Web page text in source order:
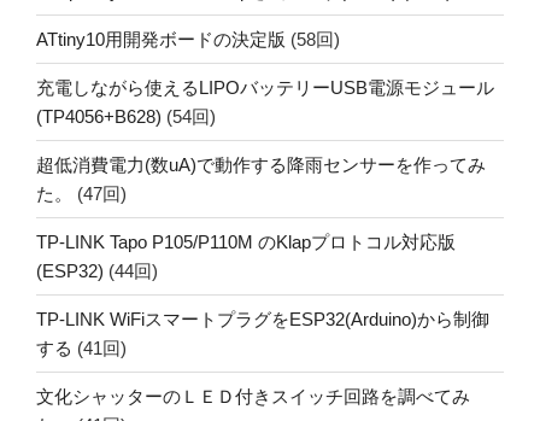
ATtiny10用開発ボードの決定版 (58回)
充電しながら使えるLIPOバッテリーUSB電源モジュール
(TP4056+B628) (54回)
超低消費電力(数uA)で動作する降雨センサーを作ってみ
た。
(47回)
TP-LINK Tapo P105/P110M のKlapプロトコル対応版
(ESP32) (44回)
TP-LINK WiFiスマートプラグをESP32(Arduino)から制御
する (41回)
文化シャッターのＬＥＤ付きスイッチ回路を調べてみ